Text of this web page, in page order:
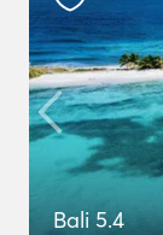
Bali 5.4